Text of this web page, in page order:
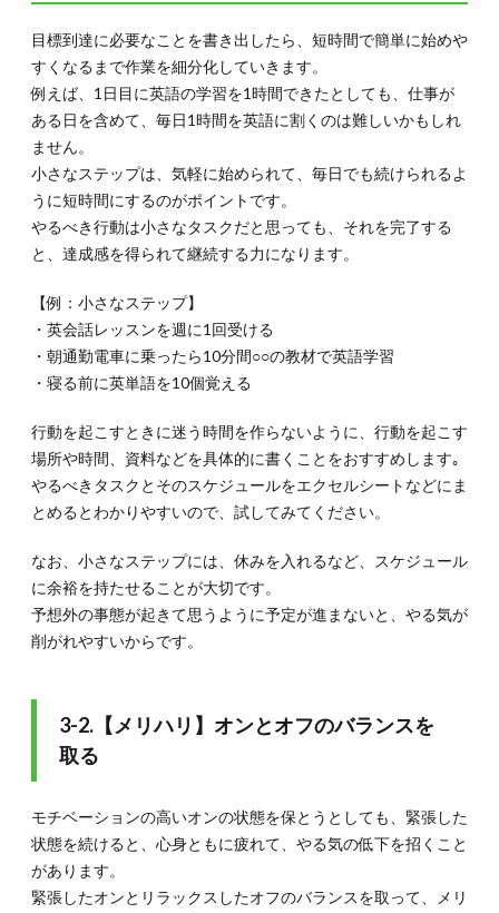
目標到達に必要なことを書き出したら、短時間で簡単に始めや
すくなるまで作業を細分化していきます。
例えば、1日目に英語の学習を1時間できたとしても、仕事が
ある日を含めて、毎日1時間を英語に割くのは難しいかもしれ
ません。
小さなステップは、気軽に始められて、毎日でも続けられるよ
うに短時間にするのがポイントです。
やるべき行動は小さなタスクだと思っても、それを完了する
と、達成感を得られて継続する力になります。
【例：小さなステップ】
・英会話レッスンを週に1回受ける
・朝通勤電車に乗ったら10分間○○の教材で英語学習
・寝る前に英単語を10個覚える
行動を起こすときに迷う時間を作らないように、行動を起こす
場所や時間、資料などを具体的に書くことをおすすめします｡
やるべきタスクとそのスケジュールをエクセルシートなどにま
とめるとわかりやすいので、試してみてください。
なお、小さなステップには、休みを入れるなど、スケジュール
に余裕を持たせることが大切です。
予想外の事態が起きて思うように予定が進まないと、やる気が
削がれやすいからです。
3-2.【メリハリ】オンとオフのバランスを
取る
モチベーションの高いオンの状態を保とうとしても、緊張した
状態を続けると、心身ともに疲れて、やる気の低下を招くこと
があります。
緊張したオンとリラックスしたオフのバランスを取って、メリ